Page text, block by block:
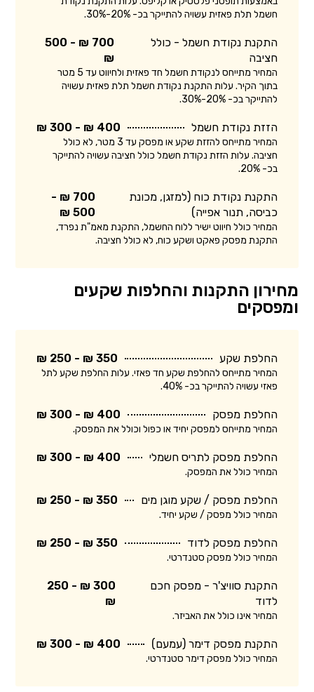
חשמל תלת פאזית עשויה להתייקר בכ- 20%-30%.
התקנת נקודת חשמל - כולל
חציבה
700 ₪ - 500
₪
המחיר מתייחס לנקודת חשמל חד פאזית ולחיווט עד 5 מטר
בתוך הקיר. עלות התקנת נקודת חשמל תלת פאזית עשויה
להתייקר בכ- 20%-30%.
הזזת נקודת חשמל 400 ₪ - 300 ₪
המחיר מתייחס להזזת שקע או מפסק עד 3 מטר, לא כולל
חציבה. עלות הזזת נקודת חשמל כולל חציבה עשויה להתייקר
בכ- 20%.
התקנת נקודת כוח (למזגן, מכונת
כביסה, תנור אפייה)
700 ₪ -
500 ₪
המחיר כולל חיווט ישיר ללוח החשמל, התקנת מאמ"ת נפרד,
התקנת מפסק פאקט ושקע כוח, לא כולל חציבה.
מחירון התקנות והחלפות שקעים
ומפסקים
החלפת שקע 350 ₪ - 250 ₪
המחיר מתייחס להחלפת שקע חד פאזי. עלות החלפת שקע לתל
פאזי עשויה להתייקר בכ- 40%.
החלפת מפסק 400 ₪ - 300 ₪
המחיר מתייחס למפסק יחיד או כפול וכולל את המפסק.
החלפת מפסק לתריס חשמלי 400 ₪ - 300 ₪
המחיר כולל את המפסק.
החלפת מפסק / שקע מוגן מים 350 ₪ - 250 ₪
המחיר כולל מפסק / שקע יחיד.
החלפת מפסק לדוד 350 ₪ - 250 ₪
המחיר כולל מפסק סטנדרטי.
התקנת סוויצ'ר - מפסק חכם
לדוד
300 ₪ - 250
₪
המחיר אינו כולל את האביזר.
התקנת מפסק דימר (עמעם) 400 ₪ - 300 ₪
המחיר כולל מפסק דימר סטנדרטי.